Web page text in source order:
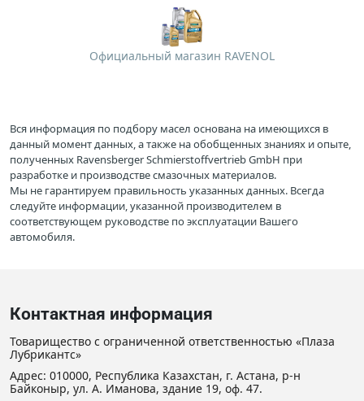
Официальный магазин RAVENOL
Вся информация по подбору масел основана на имеющихся в
данный момент данных, а также на обобщенных знаниях и опыте,
полученных Ravensberger Schmierstoffvertrieb GmbH при
разработке и производстве смазочных материалов.
Мы не гарантируем правильность указанных данных. Всегда
следуйте информации, указанной производителем в
соответствующем руководстве по эксплуатации Вашего
автомобиля.
Контактная информация
Товарищество с ограниченной ответственностью «Плаза
Лубрикантс»
Адрес: 010000, Республика Казахстан, г. Астана, р-н
Байконыр, ул. А. Иманова, здание 19, оф. 47.